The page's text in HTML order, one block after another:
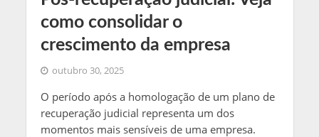
como consolidar o
crescimento da empresa
outubro 30, 2025
O período após a homologação de um plano de
recuperação judicial representa um dos
momentos mais sensíveis de uma empresa.